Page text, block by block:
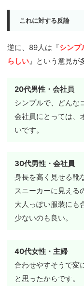
これに対する反論
逆に、89人は『シンプ
らしい』という意見が
20代男性・会社員
シンプルで、どんな
会社員にとっては、
いです。
30代男性・会社員
身長を高く見せる靴
スニーカーに見える
大人っぽい服装にも
少ないのも良い。
40代女性・主婦
合わせやすそうで変
と思ったからです。